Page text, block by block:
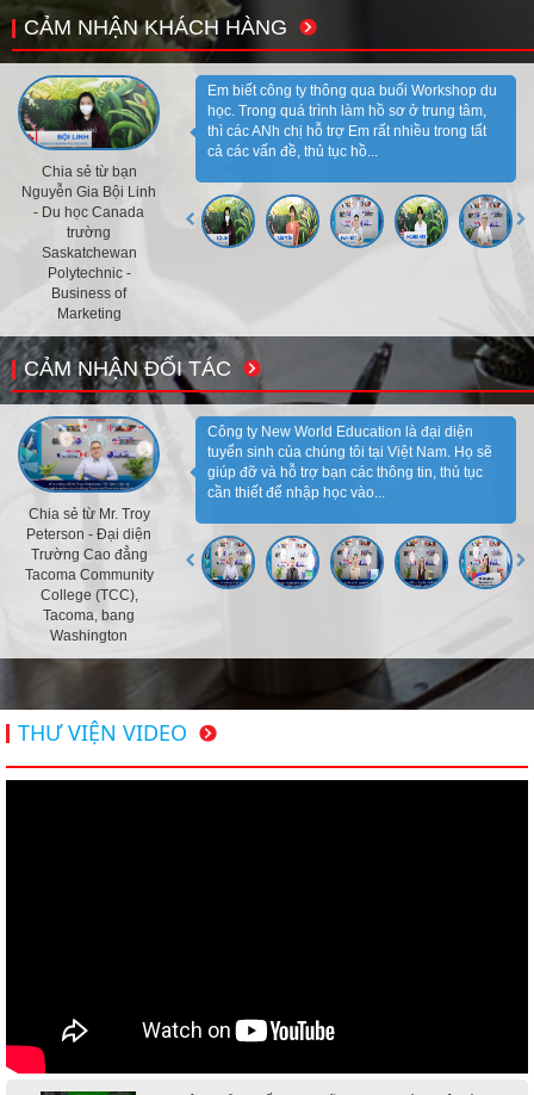
CẢM NHẬN KHÁCH HÀNG
Chia sẻ từ bạn
Nguyễn Gia Bội Linh
- Du học Canada
trường
Saskatchewan
Polytechnic -
Business of
Marketing
Em biết công ty thông qua buổi Workshop du
học. Trong quá trình làm hồ sơ ở trung tâm,
thì các ANh chị hỗ trợ Em rất nhiều trong tất
cả các vấn đề, thủ tục hồ...
CẢM NHẬN ĐỐI TÁC
Chia sẻ từ Mr. Troy
Peterson - Đại diện
Trường Cao đẳng
Tacoma Community
College (TCC),
Tacoma, bang
Washington
Công ty New World Education là đại diện
tuyển sinh của chúng tôi tại Việt Nam. Họ sẽ
giúp đỡ và hỗ trợ bạn các thông tin, thủ tục
cần thiết để nhập học vào...
THƯ VIỆN VIDEO